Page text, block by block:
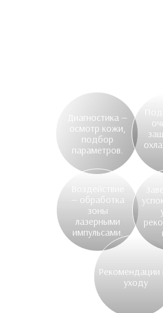
Диагностика —
осмотр кожи,
подбор
параметров.
— обработка
зоны
лазерными
импульсами.
Рекомендации
уходу